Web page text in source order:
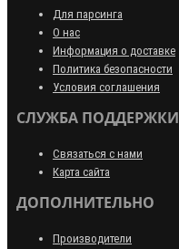
Для парсинга
О нас
Информация о доставке
Политика безопасности
Условия соглашения
СЛУЖБА ПОДДЕРЖКИ
Связаться с нами
Карта сайта
ДОПОЛНИТЕЛЬНО
Производители